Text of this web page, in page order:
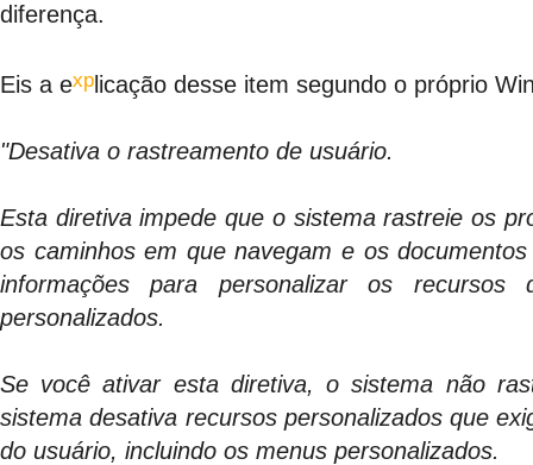
diferença.
Eis a exp licação desse item segundo o próprio
"Desativa o rastreamento de usuário.
Esta diretiva impede que o sistema rastreie os
os caminhos em que navegam e os
informações para personalizar os
personalizados.
Se você ativar esta diretiva, o sistema não
sistema desativa recursos personalizados que
do usuário, incluindo os menus personalizados.